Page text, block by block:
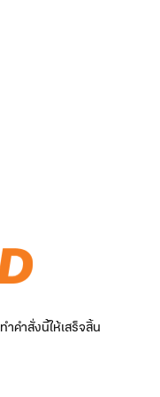
คำสั่งนี้ให้เสร็จสิ้น